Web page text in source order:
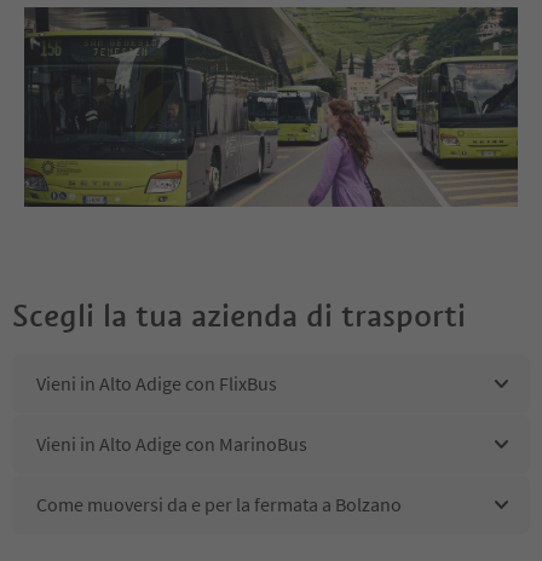
Scegli la tua azienda di trasporti
Vieni in Alto Adige con FlixBus
Vieni in Alto Adige con MarinoBus
Come muoversi da e per la fermata a Bolzano